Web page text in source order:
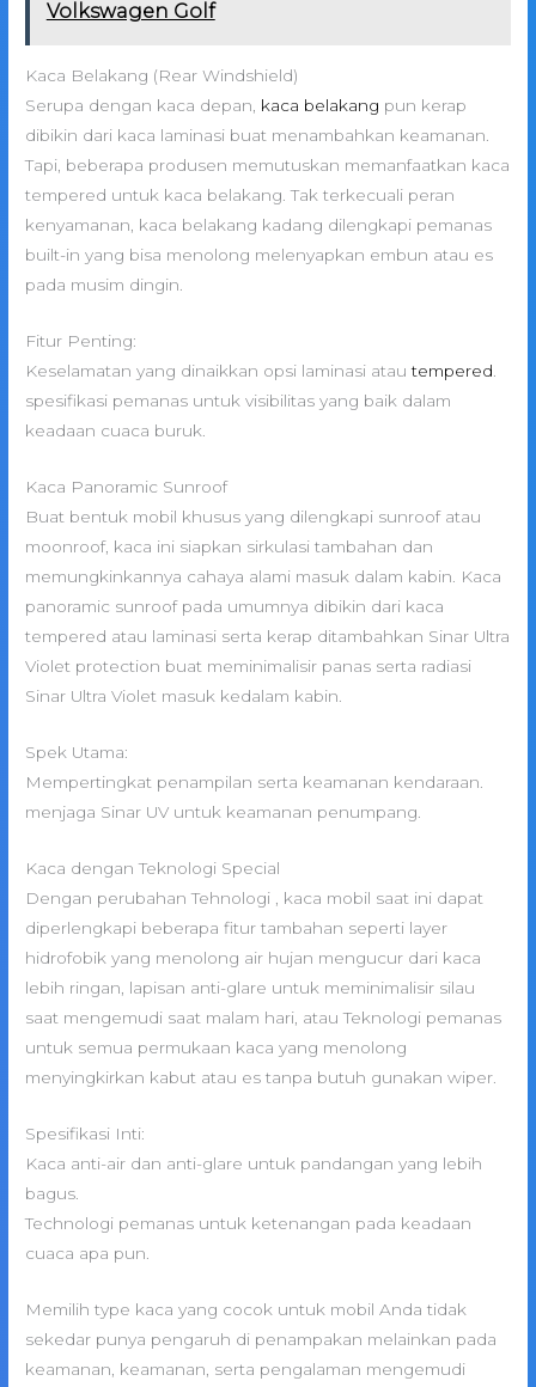
Volkswagen Golf
Kaca Belakang (Rear Windshield)
Serupa dengan kaca depan, kaca belakang pun kerap
dibikin dari kaca laminasi buat menambahkan keamanan.
Tapi, beberapa produsen memutuskan memanfaatkan kaca
tempered untuk kaca belakang. Tak terkecuali peran
kenyamanan, kaca belakang kadang dilengkapi pemanas
built-in yang bisa menolong melenyapkan embun atau es
pada musim dingin.
Fitur Penting:
Keselamatan yang dinaikkan opsi laminasi atautempered.
spesifikasi pemanas untuk visibilitas yang baik dalam
keadaan cuaca buruk.
Kaca Panoramic Sunroof
Buat bentuk mobil khusus yang dilengkapi sunroof atau
moonroof, kaca ini siapkan sirkulasi tambahan dan
memungkinkannya cahaya alami masuk dalam kabin. Kaca
panoramic sunroof pada umumnya dibikin dari kaca
tempered atau laminasi serta kerap ditambahkan Sinar Ultra
Violet protection buat meminimalisir panas serta radiasi
Sinar Ultra Violet masuk kedalam kabin.
Spek Utama:
Mempertingkat penampilan serta keamanan kendaraan.
menjaga Sinar UV untuk keamanan penumpang.
Kaca dengan Teknologi Special
Dengan perubahan Tehnologi , kaca mobil saat ini dapat
diperlengkapi beberapa fitur tambahan seperti layer
hidrofobik yang menolong air hujan mengucur dari kaca
lebih ringan, lapisan anti-glare untuk meminimalisir silau
saat mengemudi saat malam hari, atau Teknologi pemanas
untuk semua permukaan kaca yang menolong
menyingkirkan kabut atau es tanpa butuh gunakan wiper.
Spesifikasi Inti:
Kaca anti-air dan anti-glare untuk pandangan yang lebih
bagus.
Technologi pemanas untuk ketenangan pada keadaan
cuaca apa pun.
Memilih type kaca yang cocok untuk mobil Anda tidak
sekedar punya pengaruh di penampakan melainkan pada
keamanan, keamanan, serta pengalaman mengemudi